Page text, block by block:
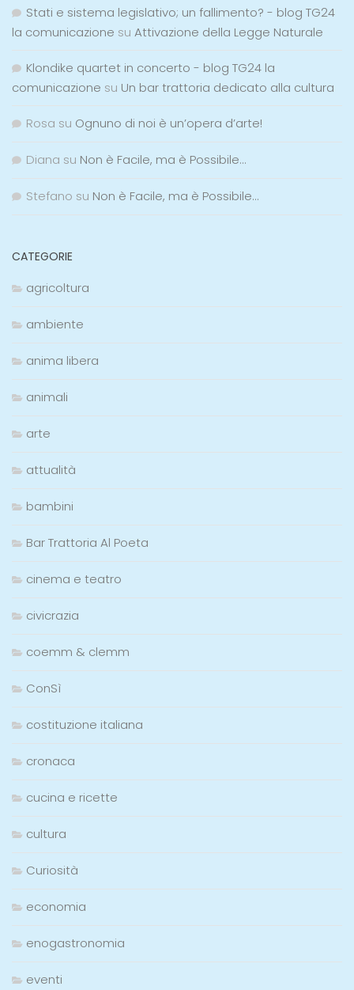
Stati e sistema legislativo; un fallimento? - blog TG24
la comunicazione su Attivazione della Legge Naturale
Klondike quartet in concerto - blog TG24 la
comunicazione su Un bar trattoria dedicato alla cultura
Rosa su Ognuno di noi è un’opera d’arte!
Diana su Non è Facile, ma è Possibile…
Stefano su Non è Facile, ma è Possibile…
CATEGORIE
agricoltura
ambiente
anima libera
animali
arte
attualità
bambini
Bar Trattoria Al Poeta
cinema e teatro
civicrazia
coemm & clemm
ConSì
costituzione italiana
cronaca
cucina e ricette
cultura
Curiosità
economia
enogastronomia
eventi